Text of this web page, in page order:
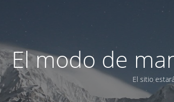
El modo de
El sitio